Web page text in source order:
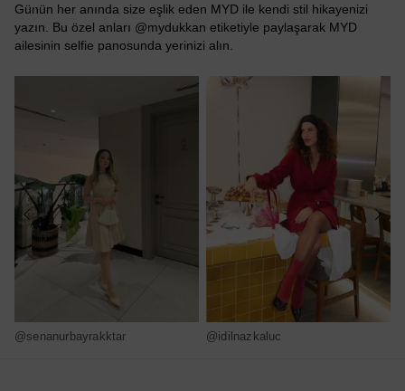
Günün her anında size eşlik eden MYD ile kendi stil hikayenizi
yazın. Bu özel anları @mydukkan etiketiyle paylaşarak MYD
ailesinin selfie panosunda yerinizi alın.
@senanurbayrakktar @idilnazkaluc